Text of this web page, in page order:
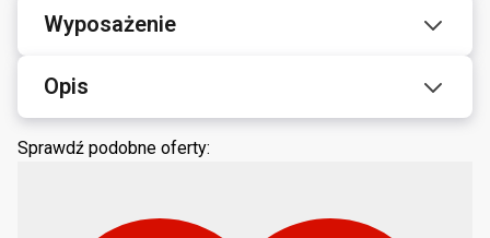
Wyposażenie
Opis
Sprawdź podobne oferty: